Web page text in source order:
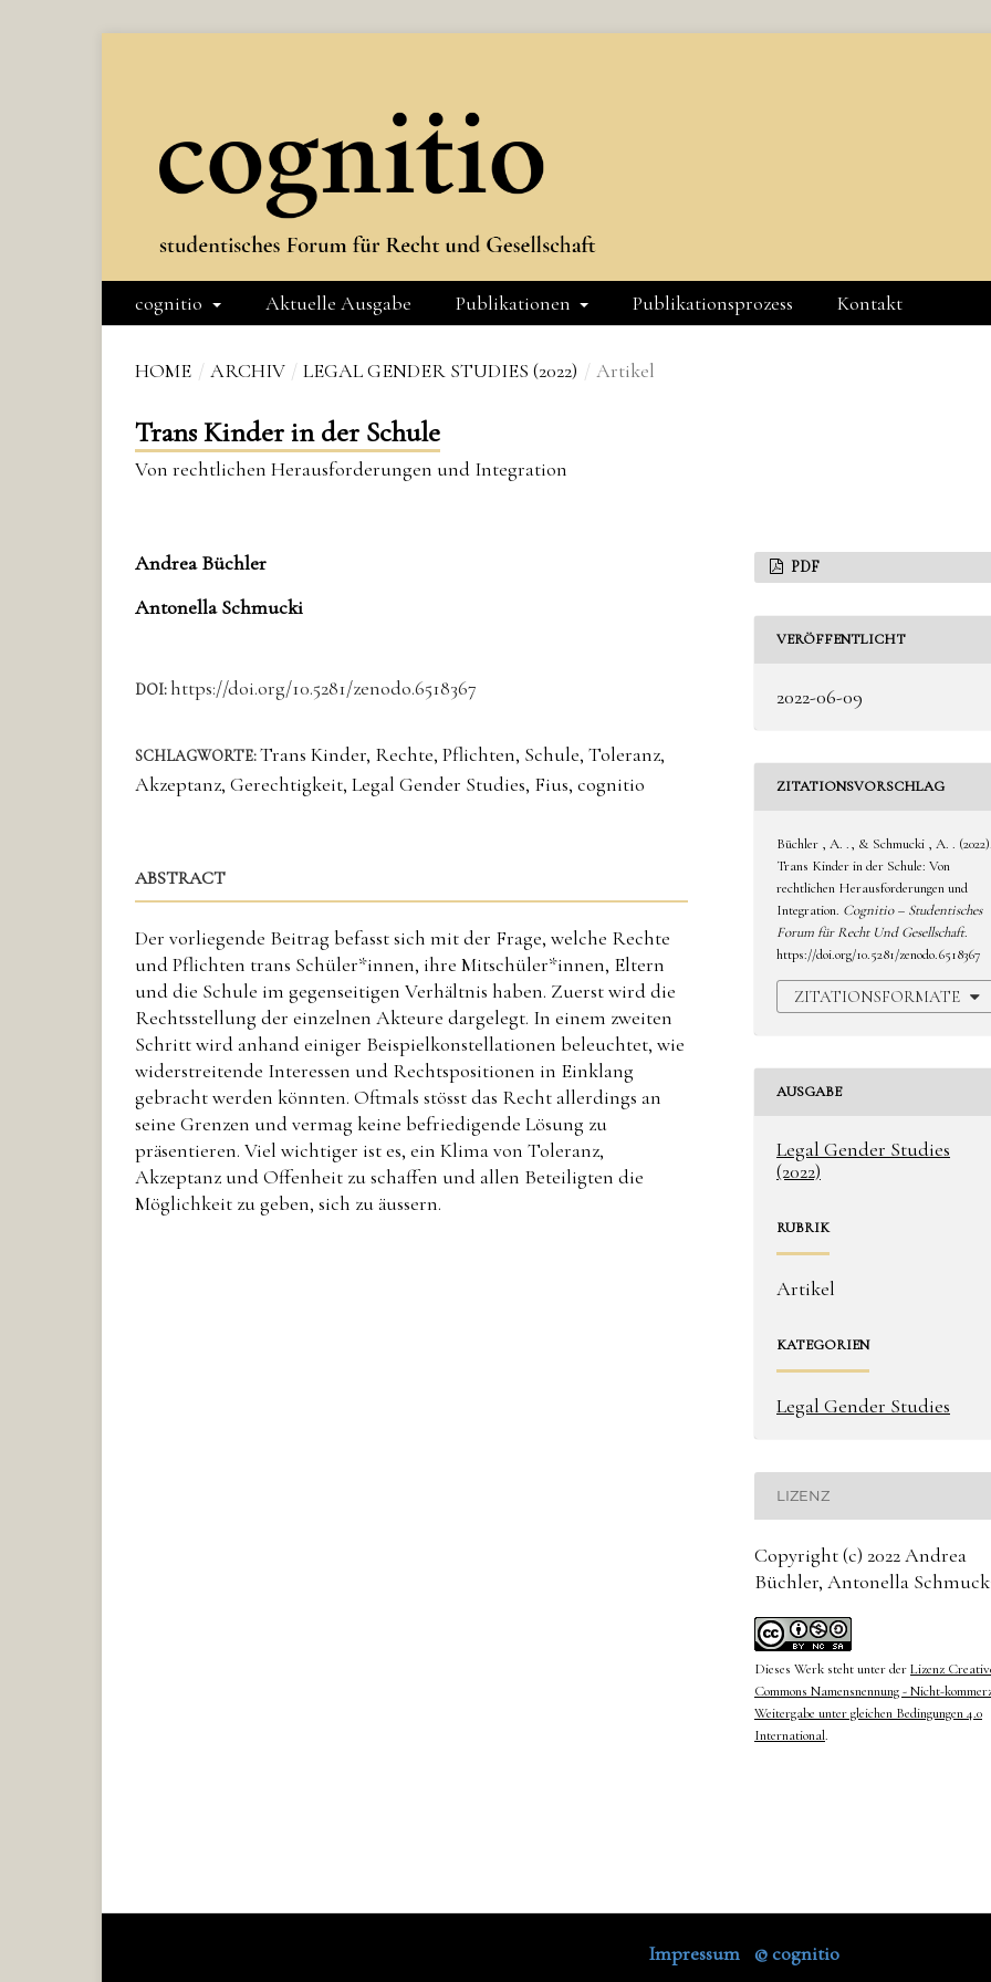
cognitio Aktuelle Ausgabe Publikationen Publikationsprozess Kontakt
HOME / ARCHIV / LEGAL GENDER STUDIES (2022) / Artikel
Trans Kinder in der Schule
Von rechtlichen Herausforderungen und Integration
Andrea Büchler
Antonella Schmucki
DOI: https://doi.org/10.5281/zenodo.6518367
SCHLAGWORTE:Trans Kinder, Rechte, Pflichten, Schule, Toleranz,
Akzeptanz, Gerechtigkeit, Legal Gender Studies, Fius, cognitio
ABSTRACT
Der vorliegende Beitrag befasst sich mit der Frage, welche Rechte
und Pflichten trans Schüler*innen, ihre Mitschüler*innen, Eltern
und die Schule im gegenseitigen Verhältnis haben. Zuerst wird die
Rechtsstellung der einzelnen Akteure dargelegt. In einem zweiten
Schritt wird anhand einiger Beispielkonstellationen beleuchtet, wie
widerstreitende Interessen und Rechtspositionen in Einklang
gebracht werden könnten. Oftmals stösst das Recht allerdings an
seine Grenzen und vermag keine befriedigende Lösung zu
präsentieren. Viel wichtiger ist es, ein Klima von Toleranz,
Akzeptanz und Offenheit zu schaffen und allen Beteiligten die
Möglichkeit zu geben, sich zu äussern.
PDF
VERÖFFENTLICHT
2022-06-09
ZITATIONSVORSCHLAG
Büchler , A. ., & Schmucki , A. .
Trans Kinder in der Schule: Von
rechtlichen Herausforderungen und
Integration. Cognitio – Studentisches
Forum für Recht Und Gesellschaft.
https://doi.org/10.5281/zenodo.6518367
ZITATIONSFORMATE
AUSGABE
Legal Gender Studies
(2022)
RUBRIK
Artikel
KATEGORIEN
Legal Gender Studies
LIZENZ
Copyright (c) 2022 Andrea
Büchler, Antonella
Dieses Werk steht unter derLizenz
Commons Namensnennung - Nicht-
Weitergabe unter gleichen Bedingungen 4.0
International.
Impressum ©cognitio